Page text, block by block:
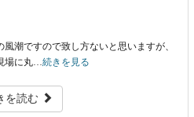
潮ですので致し方ないと思いますが、
場に丸… 続きを見る
を読む